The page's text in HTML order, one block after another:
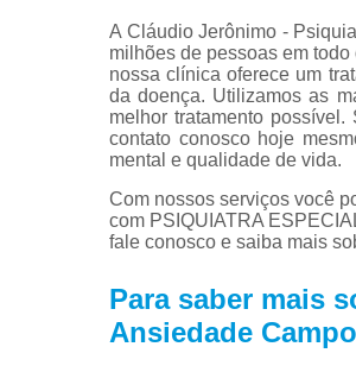
A Cláudio Jerônimo -
milhões de pessoas em
nossa clínica oferece um
da doença. Utilizamos as
melhor tratamento
contato conosco hoje
mental e qualidade de vida.
Com nossos serviços você
com PSIQUIATRA
fale conosco e saiba mais
Para saber mais
Ansiedade